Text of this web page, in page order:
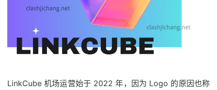
LinkCube 机场运营始于 2022 年，因为 Logo 的原因也称